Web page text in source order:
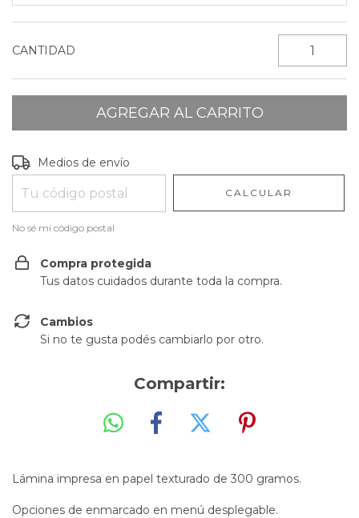
CANTIDAD
Entregas para el CP:
Medios de envío
CALCULAR
No sé mi código postal
Compra protegida
Tus datos cuidados durante toda la compra.
Cambios
Si no te gusta podés cambiarlo por otro.
Compartir:
Lámina impresa en papel texturado de 300 gramos.
Opciones de enmarcado en menú desplegable.